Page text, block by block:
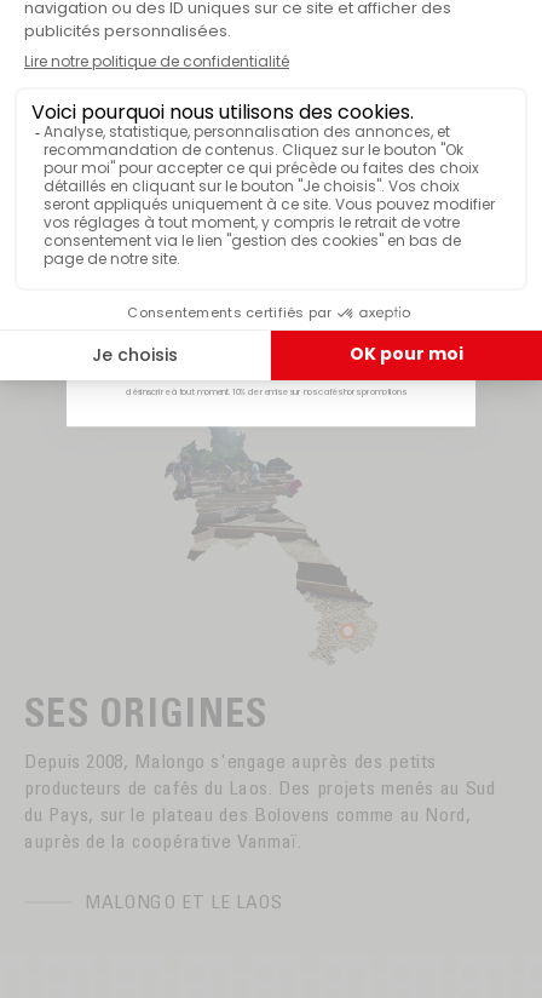
RÉGION
Plateau des Bolovens
ALTITUDE
900-1400m
BOTANIQUE
ARABICA - Peaberry
Octobre à janvier
SES ORIGINES
Depuis 2008, Malongo s'engage auprès des petits
producteurs de cafés du Laos. Des projets menés au Sud
du Pays, sur le plateau des Bolovens comme au Nord,
auprès de la coopérative Vanmaï.
MALONGO ET LE LAOS
-10%
En vous inscrivant à notre newsletter 🌞
E-mail
Je reçois mon code
désinscrire à tout moment. 10% de remise sur nos cafés hors promotions